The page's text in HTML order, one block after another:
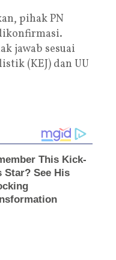
pihak PN
jawab sesuai
(KEJ) dan UU